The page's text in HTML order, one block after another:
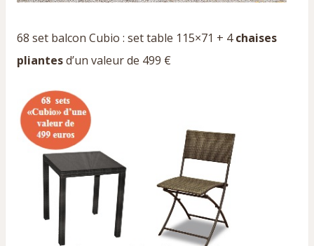
68 set balcon Cubio : set table 115×71 + 4chaises
pliantesd’un valeur de 499 €